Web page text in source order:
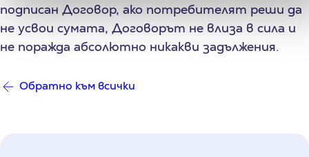
подписан Договор, ако потребителят реши да
не усвои сумата, Договорът не влиза в сила и
не поражда абсолютно никакви задължения.
Обратно към всички